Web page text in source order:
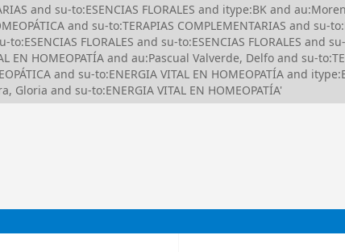
and su-to:ESENCIAS FLORALES and itype:BK and
and su-to:TERAPIAS COMPLEMENTARIAS and su-
FLORALES and su-to:ESENCIAS FLORALES and
EN HOMEOPATÍA and au:Pascual Valverde, Delfo and su-
and su-to:ENERGIA VITAL EN HOMEOPATÍA and
Gloria and su-to:ENERGIA VITAL EN HOMEOPATÍA'